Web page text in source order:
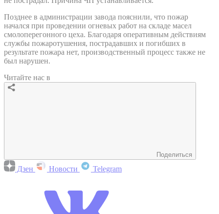
Позднее в администрации завода пояснили, что пожар
начался при проведении огневых работ на складе масел
смолоперегонного цеха. Благодаря оперативным действиям
службы пожаротушения, пострадавших и погибших в
результате пожара нет, производственный процесс также не
был нарушен.
Читайте нас в
Поделиться
Дзен Новости Telegram